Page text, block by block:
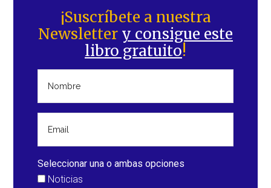
incendios
que
tienen
en
y
en
(Estados
Unidos)
lateral
principal
¡Suscríbete a nuestra
Newsletter y consigue este
libro gratuito!
Seleccionar una o ambas opciones
Noticias